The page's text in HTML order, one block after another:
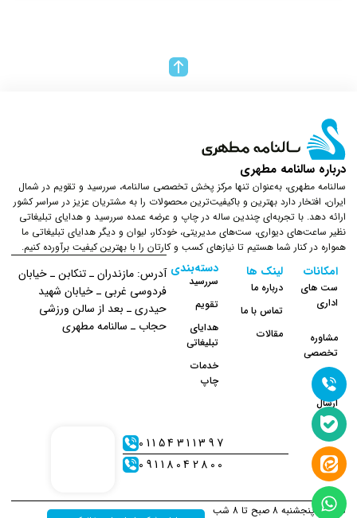
درباره سالنامه مطهری
سالنامه مطهری، به‌عنوان تنها مرکز پخش تخصصی سالنامه، سررسید و تقویم در شمال
ایران، افتخار دارد بهترین و باکیفیت‌ترین محصولات را به مشتریان عزیز در سراسر کشور
ارائه دهد. با تجربه‌ای چندین ساله در چاپ و عرضه عمده سررسید و هدایای تبلیغاتی
نظیر ساعت‌های دیواری، ست‌های مدیریتی، خودکار، لیوان و دیگر هدایای تبلیغاتی ما
همواره در کنار شما هستیم تا نیازهای کسب و کارتان را با بهترین کیفیت برآورده کنیم.
لینک ها
درباره ما
تماس با ما
مقالات
دسته‌بندی
سررسید
تقویم
هدایای
تبلیغاتی
خدمات
چاپ
امکانات
ست های
اداری
مشاوره
تخصصی
نحوه
ارسال
آدرس: مازندران ـ تنکابن ـ خیابان
فردوسی غربی ـ خیابان شهید
حیدری ـ بعد از سالن ورزشی
حجاب ـ سالنامه مطهری
01154311397
09118042800
شنبه تا پنجشنبه 8 صبح تا 8 شب